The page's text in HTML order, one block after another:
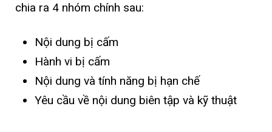
chia ra 4 nhóm chính sau:
Nội dung bị cấm
Hành vi bị cấm
Nội dung và tính năng bị hạn chế
Yêu cầu về nội dung biên tập và kỹ thuật